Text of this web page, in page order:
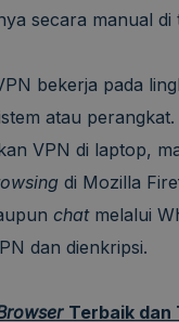
secara manual di
bekerja pada
atau
VPN di laptop,
di Mozilla
chat melalui
dan dienkripsi.
Terbaik